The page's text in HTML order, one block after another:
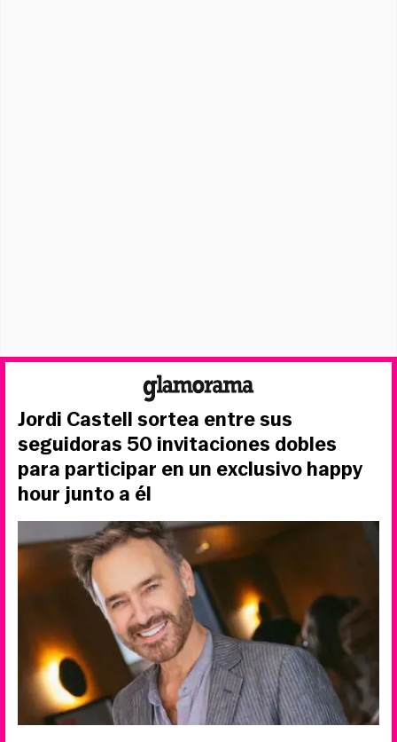
Jordi Castell sortea entre sus
seguidoras 50 invitaciones dobles
para participar en un exclusivo happy
hour junto a él